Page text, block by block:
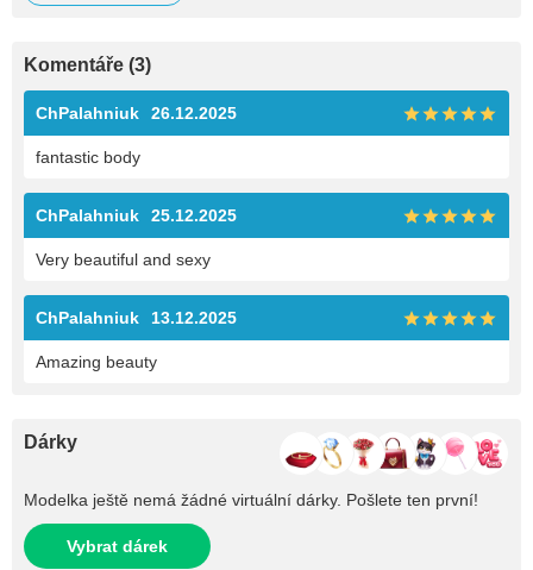
Komentáře (3)
ChPalahniuk 26.12.2025
fantastic body
ChPalahniuk 25.12.2025
Very beautiful and sexy
ChPalahniuk 13.12.2025
Amazing beauty
Dárky
Modelka ještě nemá žádné virtuální dárky. Pošlete ten první!
Vybrat dárek